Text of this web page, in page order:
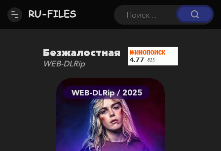
Безжалостная
WEB-DLRip
WEB-DLRip / 2025